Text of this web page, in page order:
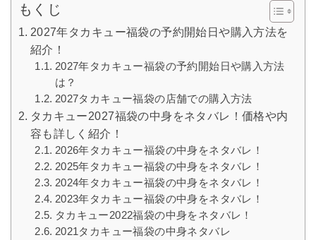
もくじ
2027年タカキュー福袋の予約開始日や購入方法を
紹介！
2027年タカキュー福袋の予約開始日や購入方法
は？
2027タカキュー福袋の店舗での購入方法
タカキュー2027福袋の中身をネタバレ！価格や内
容も詳しく紹介！
2026年タカキュー福袋の中身をネタバレ！
2025年タカキュー福袋の中身をネタバレ！
2024年タカキュー福袋の中身をネタバレ！
2023年タカキュー福袋の中身をネタバレ！
タカキュー2022福袋の中身をネタバレ！
2021タカキュー福袋の中身ネタバレ